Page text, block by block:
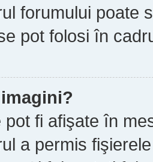
forumului poate
pot folosi în
pot fi afişate în
a permis